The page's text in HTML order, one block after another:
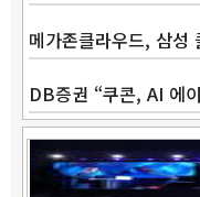
메가존클라우드, 삼
DB증권 “쿠콘, AI 에